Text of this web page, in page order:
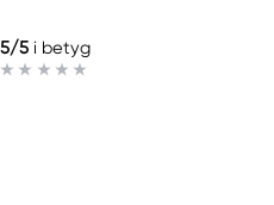
5/5i betyg